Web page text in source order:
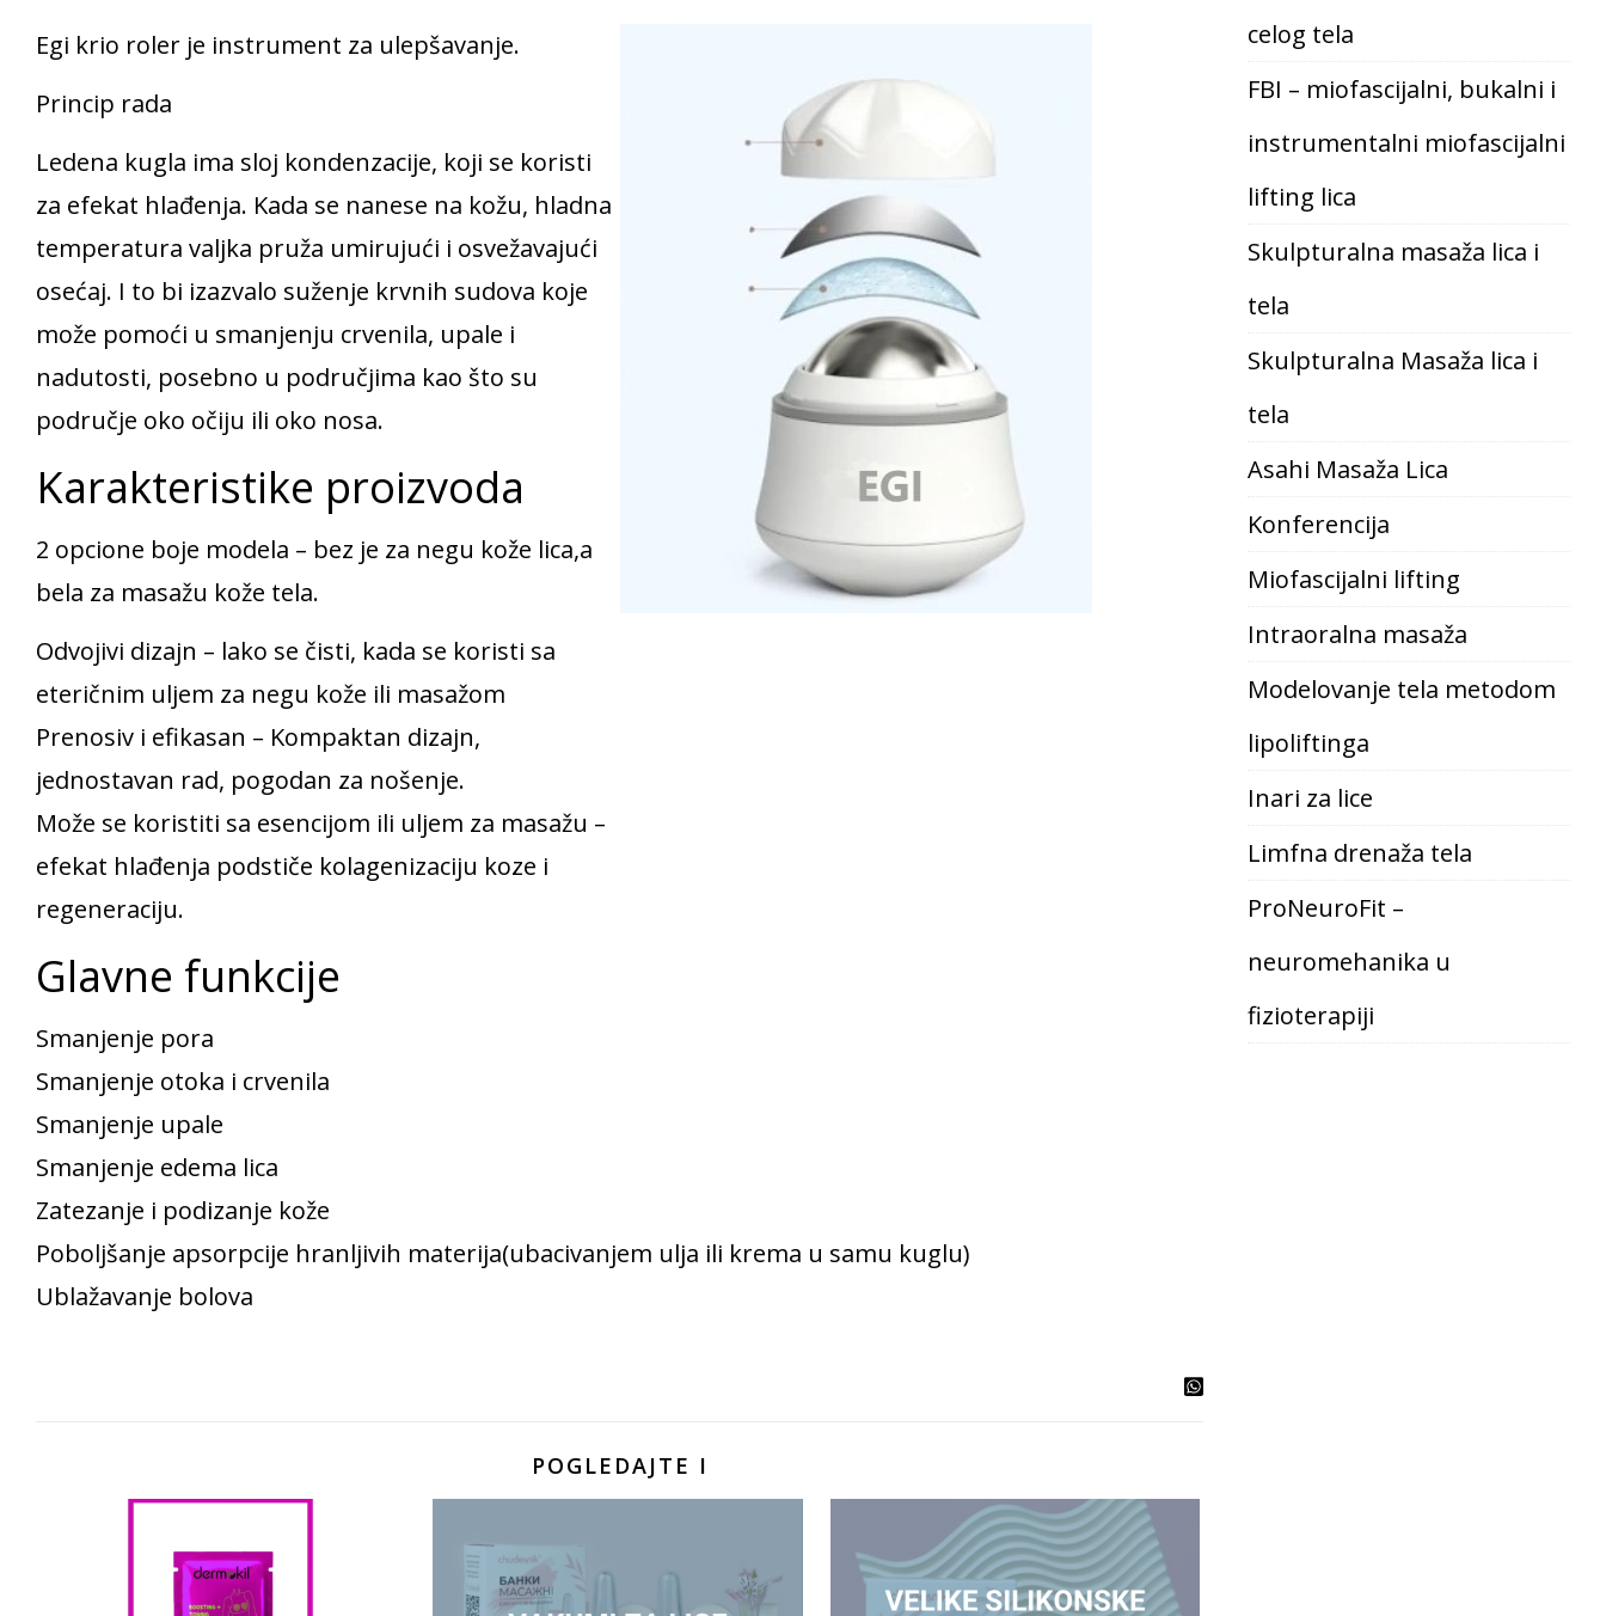
Egi krio roler je instrument za ulepšavanje.
Princip rada
Ledena kugla ima sloj kondenzacije, koji se koristi
za efekat hlađenja. Kada se nanese na kožu, hladna
temperatura valjka pruža umirujući i osvežavajući
osećaj. I to bi izazvalo suženje krvnih sudova koje
može pomoći u smanjenju crvenila, upale i
nadutosti, posebno u područjima kao što su
područje oko očiju ili oko nosa.
Karakteristike proizvoda
2 opcione boje modela – bez je za negu kože lica,a
bela za masažu kože tela.
Odvojivi dizajn – lako se čisti, kada se koristi sa
eteričnim uljem za negu kože ili masažom
Prenosiv i efikasan – Kompaktan dizajn,
jednostavan rad, pogodan za nošenje.
Može se koristiti sa esencijom ili uljem za masažu –
efekat hlađenja podstiče kolagenizaciju koze i
regeneraciju.
Glavne funkcije
Smanjenje pora
Smanjenje otoka i crvenila
Smanjenje upale
Smanjenje edema lica
Zatezanje i podizanje kože
Poboljšanje apsorpcije hranljivih materija(ubacivanjem ulja ili krema u samu kuglu)
Ublažavanje bolova
POGLEDAJTE I
celog tela
FBI – miofascijalni, bukalni i
instrumentalni miofascijalni
lifting lica
Skulpturalna masaža lica i
tela
Skulpturalna Masaža lica i
tela
Asahi Masaža Lica
Konferencija
Miofascijalni lifting
Intraoralna masaža
Modelovanje tela metodom
lipoliftinga
Inari za lice
Limfna drenaža tela
ProNeuroFit –
neuromehanika u
fizioterapiji